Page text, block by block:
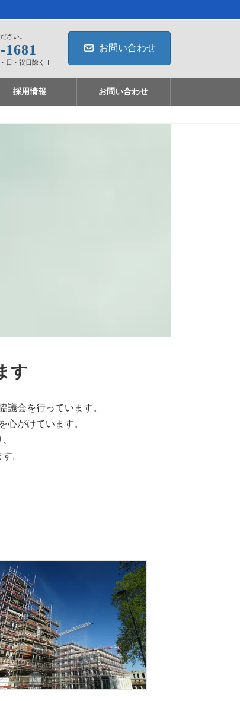
さい。
1681
日・祝日除く ]
お問い合わせ
採用情報 お問い合わせ
す
会を行っています。
心がけています。
。